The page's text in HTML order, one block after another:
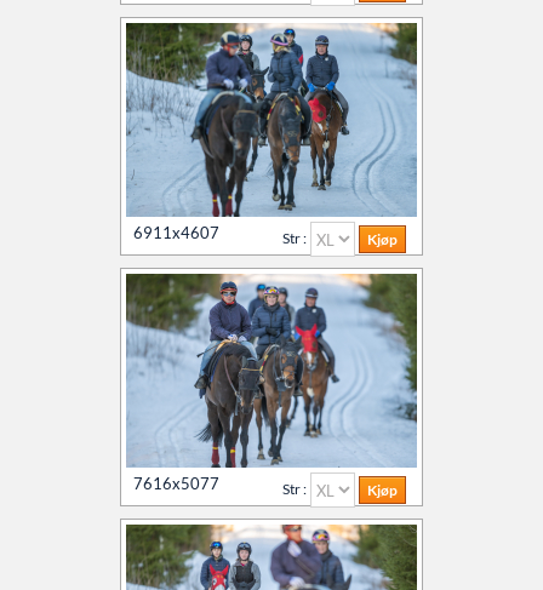
6911x4607 Str :
7616x5077 Str :